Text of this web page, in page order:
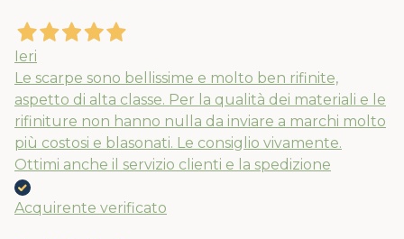
Ieri
Le scarpe sono bellissime e molto ben rifinite,
aspetto di alta classe. Per la qualità dei materiali e le
rifiniture non hanno nulla da inviare a marchi molto
più costosi e blasonati. Le consiglio vivamente.
Ottimi anche il servizio clienti e la spedizione
Acquirente verificato